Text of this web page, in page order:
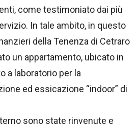
come testimoniato dai più
In tale ambito, in questo
della Tenenza di Cetraro
un appartamento, ubicato in
a laboratorio per la
ed essicazione “indoor” di
sono state rinvenute e